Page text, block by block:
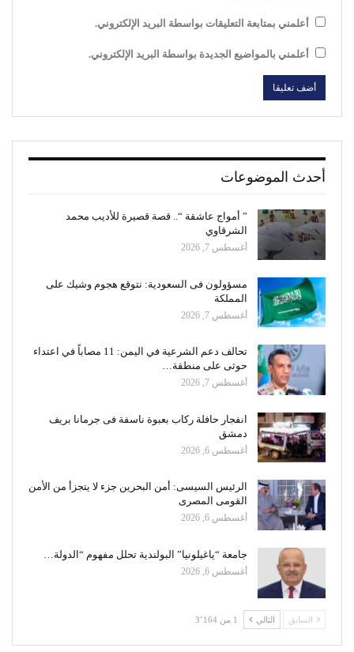
أعلمني بمتابعة التعليقات بواسطة البريد الإلكتروني.
أعلمني بالمواضيع الجديدة بواسطة البريد الإلكتروني.
أحدث الموضوعات
” أمواج عاشقة “.. قصة قصيرة للأديب محمد
الشرقاوي
أغسطس 7, 2026
مسؤولون فى السعودية: نتوقع هجوم وشيك على
المملكة
أغسطس 7, 2026
تحالف دعم الشرعية في اليمن: 11 مصاباً في اعتداء
حوثى على منطقة…
أغسطس 7, 2026
انفجار حافلة ركاب بعبوة ناسفة فى جرمانا بريف
دمشق
أغسطس 6, 2026
الرئيس السيسى: أمن البحرين جزء لا يتجزأ من الأمن
القومى المصرى
أغسطس 6, 2026
جامعة “ياغيلونيا” البولندية تحلل مفهوم “الدولة…
أغسطس 6, 2026
السابق التالي 1 من 3٬164